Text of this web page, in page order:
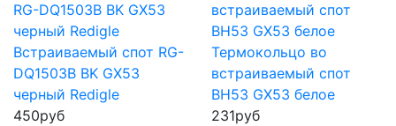
Встраиваемый спот RG-
DQ1503B BK GX53
черный Redigle
450руб
Термокольцо во
встраиваемый спот
BH53 GX53 белое
231руб